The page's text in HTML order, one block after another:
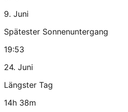
9. Juni
Spätester Sonnenuntergang
19:53
24. Juni
Längster Tag
14h 38m